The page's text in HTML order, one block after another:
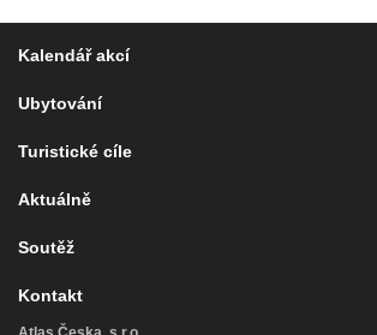
Kalendář akcí
Ubytování
Turistické cíle
Aktuálně
Soutěž
Kontakt